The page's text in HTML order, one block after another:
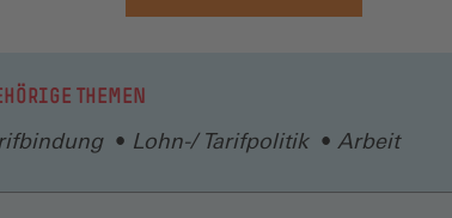
THEMEN
Lohn-/ Tarifpolitik Arbeit